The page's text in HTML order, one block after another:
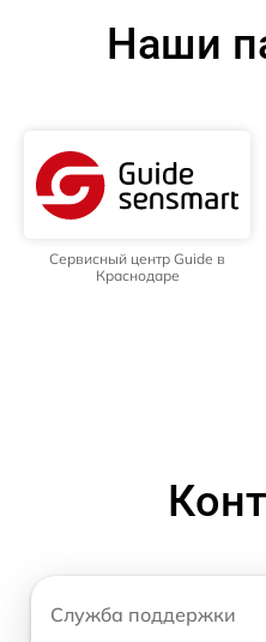
Наши
Сервисный центр Guide в
Краснодаре
Служба поддержки